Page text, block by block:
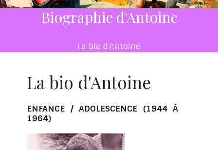
Biographie d'Antoine
La bio d'Antoine
La bio d'Antoine
ENFANCE / ADOLESCENCE (1944 À
1964)